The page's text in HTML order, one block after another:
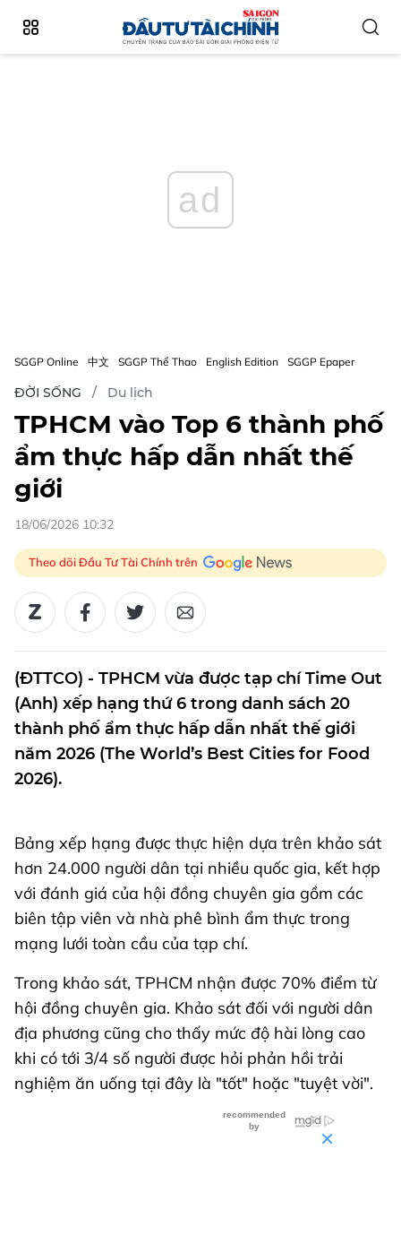
ad
SGGP Online 中文 SGGP Thể Thao English Edition SGGP Epaper
ĐỜI SỐNG Du lịch
TPHCM vào Top 6 thành phố
ẩm thực hấp dẫn nhất thế
giới
18/06/2026 10:32
Theo dõi Đầu Tư Tài Chính trên
(ĐTTCO) - TPHCM vừa được tạp chí Time Out
(Anh) xếp hạng thứ 6 trong danh sách 20
thành phố ẩm thực hấp dẫn nhất thế giới
năm 2026 (The World’s Best Cities for Food
2026).
Bảng xếp hạng được thực hiện dựa trên khảo sát
hơn 24.000 người dân tại nhiều quốc gia, kết hợp
với đánh giá của hội đồng chuyên gia gồm các
biên tập viên và nhà phê bình ẩm thực trong
mạng lưới toàn cầu của tạp chí.
Trong khảo sát, TPHCM nhận được 70% điểm từ
hội đồng chuyên gia. Khảo sát đối với người dân
địa phương cũng cho thấy mức độ hài lòng cao
khi có tới 3/4 số người được hỏi phản hồi trải
nghiệm ăn uống tại đây là "tốt" hoặc "tuyệt vời".